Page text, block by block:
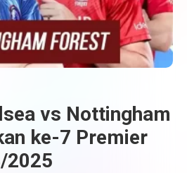
vs Nottingham
ke-7 Premier
2025